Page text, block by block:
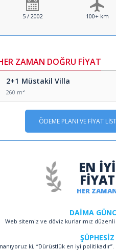
5 / 2002 100+ km
ZAMAN DOĞRU FİYAT
2+1 Müstakil Villa
260 m²
ÖDEME PLANI VE FİYAT
HER
EN İYİ
FİYAT
DAİMA
Web sitemiz ve döviz kurlarımız
ŞÜPHESİZ
ki, “Dürüstlük en iyi politikadır”.